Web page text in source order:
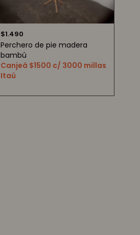
$1.490
Perchero de pie madera
bambú
Canjeá $1500 c/ 3000 millas
Itaú